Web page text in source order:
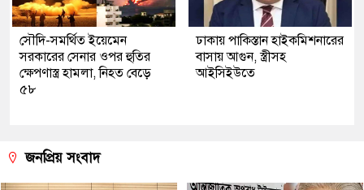
সৌদি-সমর্থিত ইয়েমেন
সরকারের সেনার ওপর হুতির
ক্ষেপণাস্ত্র হামলা, নিহত বেড়ে
৫৮
ঢাকায় পাকিস্তান হাইকমিশনারের
বাসায় আগুন, স্ত্রীসহ
আইসিইউতে
জনপ্রিয় সংবাদ